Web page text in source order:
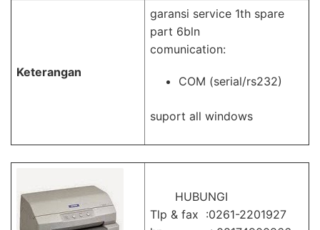
Keterangan
garansi service 1th spare
part 6bln
comunication:
COM (serial/rs232)
suport all windows
HUBUNGI
Tlp & fax :0261-2201927